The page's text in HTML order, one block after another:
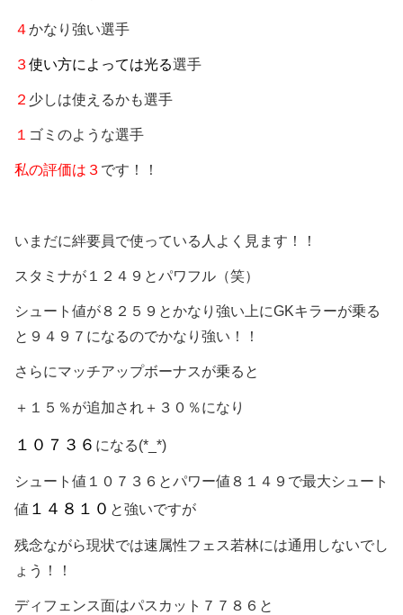
４かなり強い選手
３使い方によっては光る選手
２ 少しは使えるかも選手
１ ゴミのような選手
私の評価は３ です！！
いまだに絆要員で使っている人よく見ます！！
スタミナが１２４９とパワフル（笑）
シュート値が８２５９とかなり強い上にGKキラーが乗る
と９４９７になるのでかなり強い！！
さらにマッチアップボーナスが乗ると
＋１５％が追加され＋３０％になり
１０７３６ になる(*_*)
シュート値１０７３６とパワー値８１４９で最大シュート
値 １４８１０ と強いですが
残念ながら現状では速属性フェス若林には通用しないでし
ょう！！
ディフェンス面はパスカット７７８６と